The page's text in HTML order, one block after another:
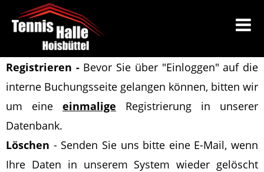
Registrieren - Bevor Sie über "Einloggen" auf die
interne Buchungsseite gelangen können, bitten wir
um eine einmalige Registrierung in unserer
Datenbank.
Löschen - Senden Sie uns bitte eine E-Mail, wenn
Ihre Daten in unserem System wieder gelöscht